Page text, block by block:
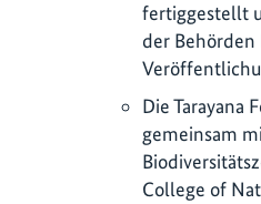
fertiggestellt
der
Die Tarayana
gemeinsam
College of